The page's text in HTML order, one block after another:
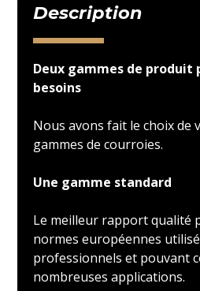
Description
Deux gammes de
besoins
Nous avons fait le choix de
gammes de courroies.
Une gamme standard
Le meilleur rapport qualité
normes européennes
professionnels et pouvant
nombreuses applications.